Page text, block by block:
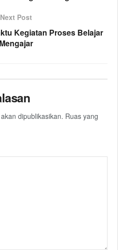
Next Post
Kegiatan Proses Belajar
Mengajar
dipublikasikan. Ruas yang